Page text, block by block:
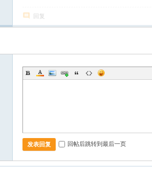
回复
发表回复 回帖后跳转到最后一页